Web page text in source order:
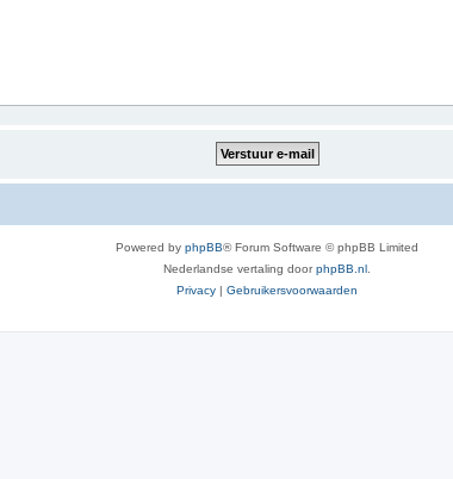
Powered by phpBB® Forum Software © phpBB Limited
Nederlandse vertaling doorphpBB.nl
Privacy | Gebruikersvoorwaarden